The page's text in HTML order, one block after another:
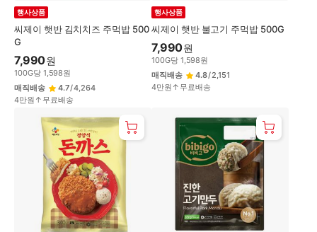
씨제이 햇반 김치치즈 주먹밥 500
G
행사상품
7,990원
100G당 1,598원
매직배송
4.7/4,264
4만원↑무료배송
씨제이 햇반 불고기 주먹밥 500G
행사상품
7,990원
100G당 1,598원
매직배송
4.8/2,151
4만원↑무료배송